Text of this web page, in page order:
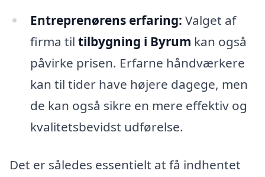
Entreprenørens erfaring: Valget af
firma til tilbygning i Byrum kan også
påvirke prisen. Erfarne håndværkere
kan til tider have højere dagege, men
de kan også sikre en mere effektiv og
kvalitetsbevidst udførelse.
Det er således essentielt at få indhentet